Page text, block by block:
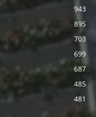
943
895
703
699
687
485
481